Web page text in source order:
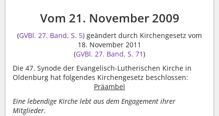
Vom 21. November 2009
(GVBl. 27. Band, S. 5) geändert durch Kirchengesetz vom
18. November 2011
(GVBl. 27. Band, S. 71)
Die 47. Synode der Evangelisch-Lutherischen Kirche in
Oldenburg hat folgendes Kirchengesetz beschlossen:
Präambel
Eine lebendige Kirche lebt aus dem Engagement ihrer
Mitglieder.